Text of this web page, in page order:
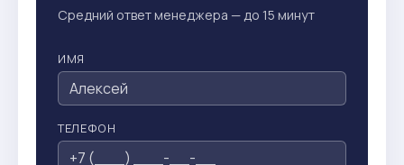
Средний ответ менеджера — до 15 минут
ИМЯ
ТЕЛЕФОН